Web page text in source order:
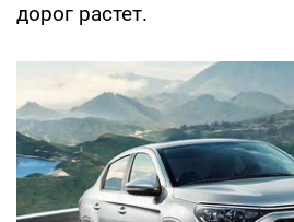
дорог растет.